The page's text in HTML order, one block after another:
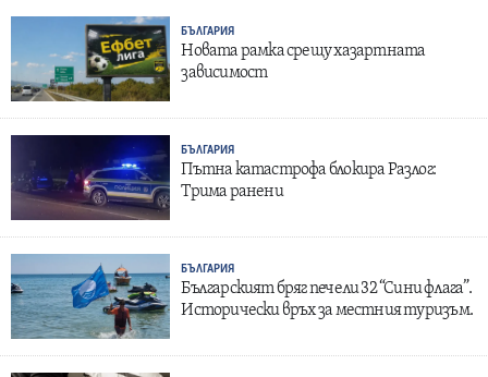
БЪЛГАРИЯ
Новата рамка срещу хазартната
зависимост
БЪЛГАРИЯ
Пътна катастрофа блокира Разлог:
Трима ранени
БЪЛГАРИЯ
Българският бряг печели 32 “Сини флага”.
Исторически връх за местния туризъм.